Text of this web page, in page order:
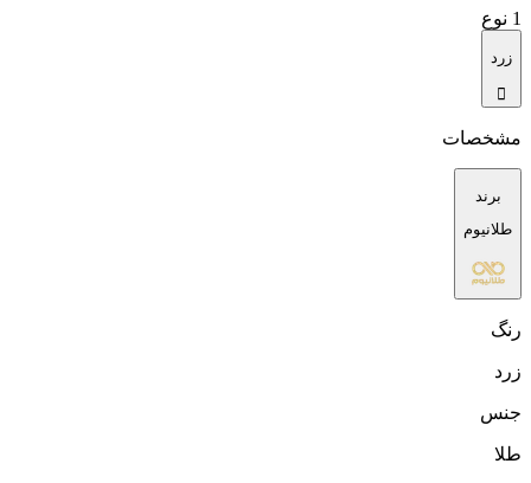
1 نوع
زرد
مشخصات
برند
طلانیوم
رنگ
زرد
جنس
طلا